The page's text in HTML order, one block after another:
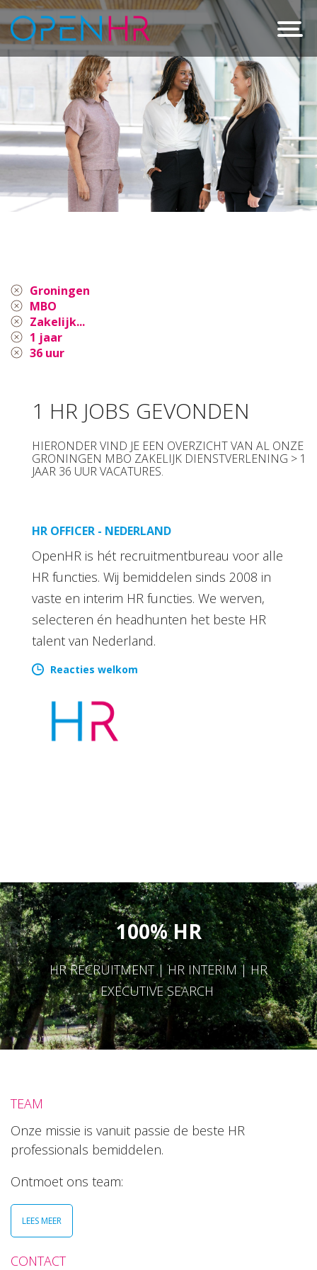
Groningen
MBO
Zakelijk...
1 jaar
36 uur
1 HR JOBS GEVONDEN
HIERONDER VIND JE EEN OVERZICHT VAN AL ONZE
GRONINGEN MBO ZAKELIJK DIENSTVERLENING > 1
JAAR 36 UUR VACATURES.
HR OFFICER - NEDERLAND
OpenHR is hét recruitmentbureau voor alle
HR functies. Wij bemiddelen sinds 2008 in
vaste en interim HR functies. We werven,
selecteren én headhunten het beste HR
talent van Nederland.
Reacties welkom
100% HR
HR RECRUITMENT | HR INTERIM | HR
EXECUTIVE SEARCH
TEAM
Onze missie is vanuit passie de beste HR
professionals bemiddelen.
Ontmoet ons team:
LEES MEER
CONTACT